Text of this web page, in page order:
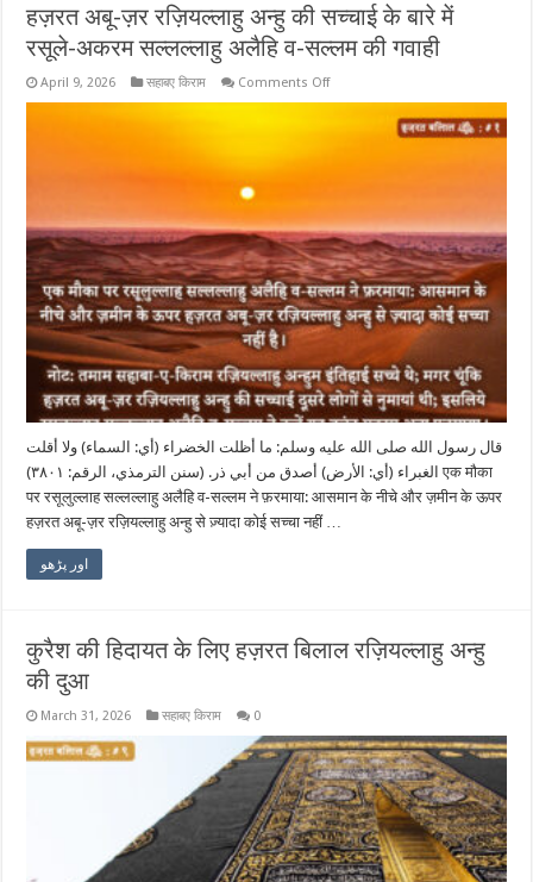
हज़रत अबू-ज़र रज़ियल्लाहु अन्हु की सच्चाई के बारे में
रसूले-अकरम सल्लल्लाहु अलैहि व-सल्लम की गवाही
April 9, 2026 सहाबए किराम Comments Offon
बारे
में
रसूले-
अकरम
सल्लल्लाहु
अलैहि
व-
सल्लम
गवाही
قال رسول الله صلى الله عليه وسلم: ما أظلت الخضراء (أي: السماء) ولا أقلت
الغبراء (أي: الأرض) أصدق من أبي ذر. (سنن الترمذي، الرقم: ٣٨٠١) एक मौका
पर रसूलुल्लाह सल्लल्लाहु अलैहि व-सल्लम ने फ़रमाया: आसमान के नीचे और ज़मीन के ऊपर
हज़रत अबू-ज़र रज़ियल्लाहु अन्हु से ज़्यादा कोई सच्चा नहीं …
اور پڑھو
कुरैश की हिदायत के लिए हज़रत बिलाल रज़ियल्लाहु अन्हु
की दुआ
March 31, 2026 सहाबए किराम 0